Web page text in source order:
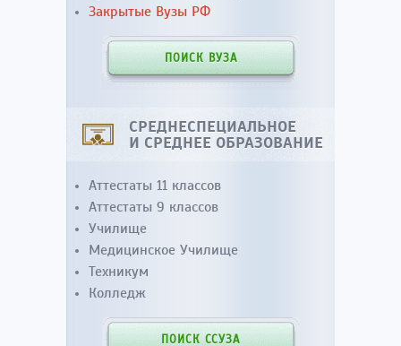
Закрытые Вузы РФ
ПОИСК ВУЗА
СРЕДНЕСПЕЦИАЛЬНОЕ
И СРЕДНЕЕ ОБРАЗОВАНИЕ
Аттестаты 11 классов
Аттестаты 9 классов
Училище
Медицинское Училище
Техникум
Колледж
ПОИСК ССУЗА